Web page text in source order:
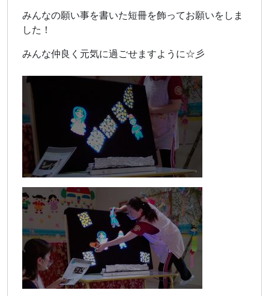
みんなの願い事を書いた短冊を飾ってお願いをしま
した！
みんな仲良く元気に過ごせますように☆彡